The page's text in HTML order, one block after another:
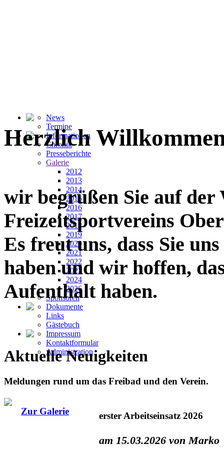
News
Termine
Informationen
Chronik
Presseberichte
Galerie
2012
2013
2014
2015
2016
2017
2018
2019
2020
2021
2022
2023
2024
2026
Sponsoren
Dokumente
Links
Gästebuch
Impressum
Kontaktformular
Administration
Herzlich
wir begrüßen Sie auf der
Freizeitsportvereins
Es freut uns, dass Sie
haben und wir hoffen,
Aufenthalt haben.
Aktuelle Neuigkeiten
Meldungen rund um das Freibad und den Verein.
Zur Galerie erster Arbeitseinsatz 2026
am 15.03.2026 von Marko